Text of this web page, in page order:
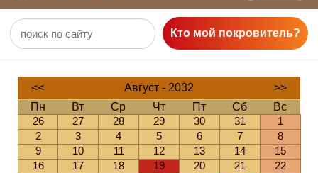
Кто мой покровитель?
<< Август - 2032
>>
Пн
Вт Ср Чт Пт Сб
Вс
26
27 28 29 30 31
1
2
3 4 5 6 7
8
9
10 11 12 13 14
15
16
17 18 19 20 21
22